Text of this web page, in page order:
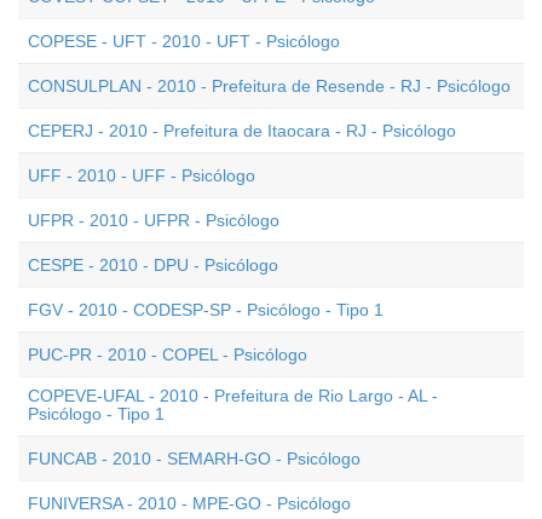
COPESE - UFT - 2010 - UFT - Psicólogo
CONSULPLAN - 2010 - Prefeitura de Resende - RJ - Psicólogo
CEPERJ - 2010 - Prefeitura de Itaocara - RJ - Psicólogo
UFF - 2010 - UFF - Psicólogo
UFPR - 2010 - UFPR - Psicólogo
CESPE - 2010 - DPU - Psicólogo
FGV - 2010 - CODESP-SP - Psicólogo - Tipo 1
PUC-PR - 2010 - COPEL - Psicólogo
COPEVE-UFAL - 2010 - Prefeitura de Rio Largo - AL -
Psicólogo - Tipo 1
FUNCAB - 2010 - SEMARH-GO - Psicólogo
FUNIVERSA - 2010 - MPE-GO - Psicólogo